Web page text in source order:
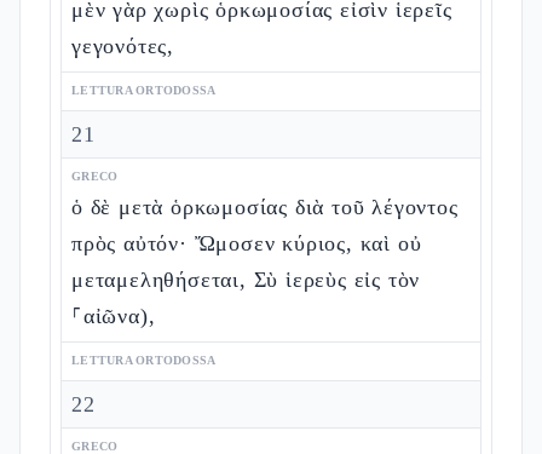
μὲν γὰρ χωρὶς ὁρκωμοσίας εἰσὶν ἱερεῖς
γεγονότες,
LETTURA ORTODOSSA
21
GRECO
ὁ δὲ μετὰ ὁρκωμοσίας διὰ τοῦ λέγοντος
πρὸς αὐτόν· Ὤμοσεν κύριος, καὶ οὐ
μεταμεληθήσεται, Σὺ ἱερεὺς εἰς τὸν
⸀αἰῶνα),
LETTURA ORTODOSSA
22
GRECO